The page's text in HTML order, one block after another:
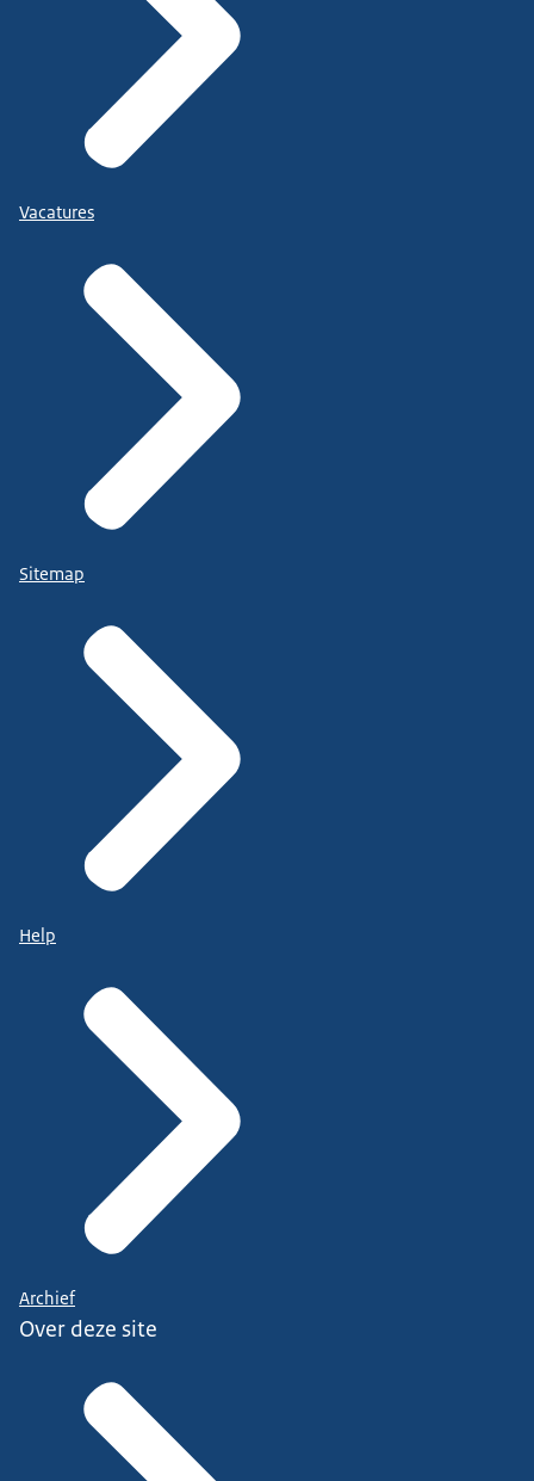
Vacatures
Sitemap
Help
Archief
Over deze site